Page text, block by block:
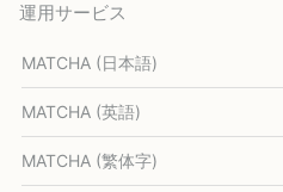
運用サービス
MATCHA (日本語)
MATCHA (英語)
MATCHA (繁体字)